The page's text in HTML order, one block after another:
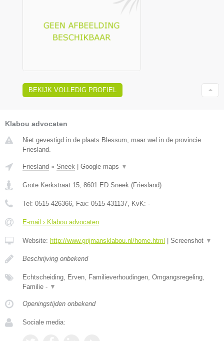
BEKIJK VOLLEDIG PROFIEL
Klabou advocaten
Niet gevestigd in de plaats Blessum, maar wel in de provincie
Friesland.
Friesland » Sneek Google maps ▼
Grote Kerkstraat 15 8601 ED Sneek (Friesland)
Tel: 0515-426366 , Fax: 0515-431137 , KvK: -
E-mail › Klabou advocaten
Website: http://www.grijmansklabou.nl/home.html Screenshot ▼
Beschrijving onbekend
Echtscheiding, Erven, Familieverhoudingen, Omgangsregeling,
Familie - ▼
Openingstijden onbekend
Sociale media: